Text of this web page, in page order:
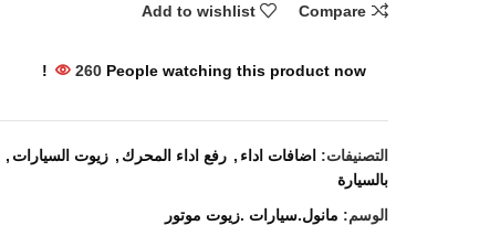
Compare
Add to wishlist
260 People watching this product now!
التصنيفات: اضافات اداء , رفع اداء المحرك , زيوت السيارات ,
بالسيارة
الوسم: مانول.سيارات .زيوت موتور